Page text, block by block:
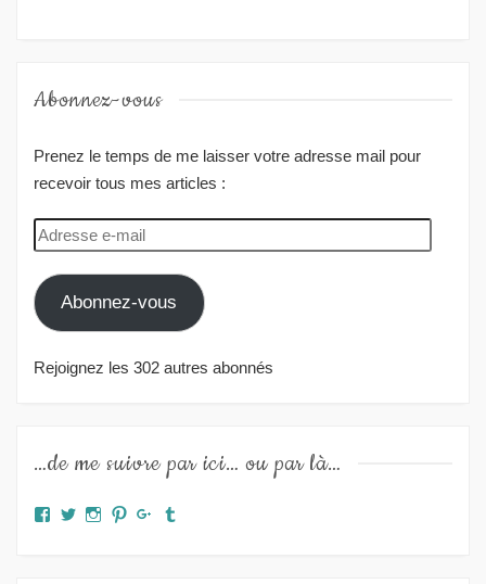
Abonnez-vous
Prenez le temps de me laisser votre adresse mail pour
recevoir tous mes articles :
Adresse
e-
mail
Abonnez-vous
Rejoignez les 302 autres abonnés
…de me suivre par ici… ou par là…
Facebook
TwitterInstagram
PinterestGoogle+